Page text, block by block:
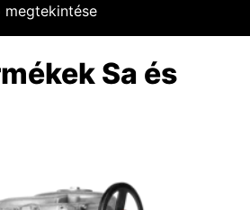
megtekintése
Sa és